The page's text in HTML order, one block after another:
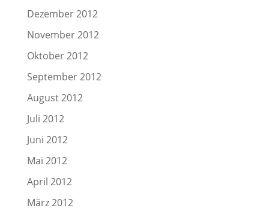
Dezember 2012
November 2012
Oktober 2012
September 2012
August 2012
Juli 2012
Juni 2012
Mai 2012
April 2012
März 2012